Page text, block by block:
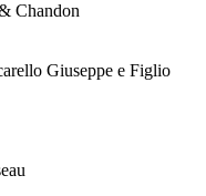
Chandon
Giuseppe e Figlio